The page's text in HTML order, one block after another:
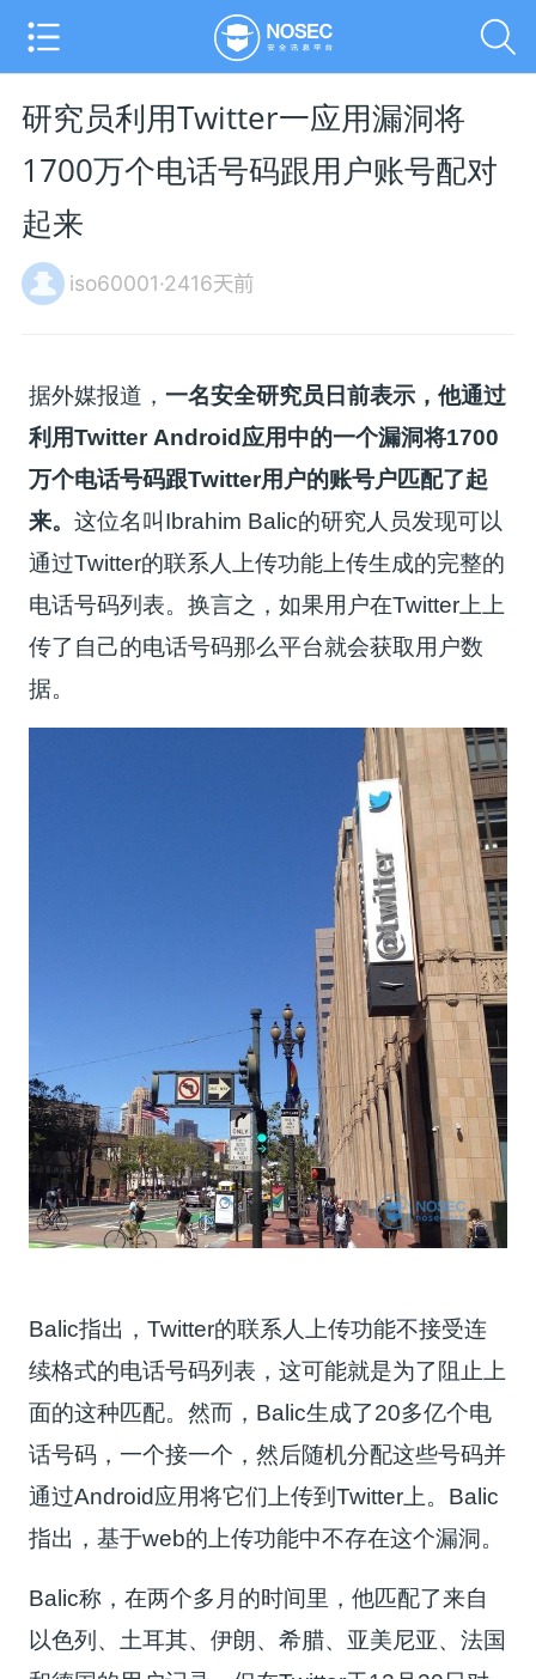
研究员利用Twitter一应用漏洞将
1700万个电话号码跟用户账号配对
起来
iso60001·2416天前
据外媒报道，一名安全研究员日前表示，他通过
利用Twitter Android应用中的一个漏洞将1700
万个电话号码跟Twitter用户的账号户匹配了起
来。这位名叫Ibrahim Balic的研究人员发现可以
通过Twitter的联系人上传功能上传生成的完整的
电话号码列表。换言之，如果用户在Twitter上上
传了自己的电话号码那么平台就会获取用户数
据。
Balic指出，Twitter的联系人上传功能不接受连
续格式的电话号码列表，这可能就是为了阻止上
面的这种匹配。然而，Balic生成了20多亿个电
话号码，一个接一个，然后随机分配这些号码并
通过Android应用将它们上传到Twitter上。Balic
指出，基于web的上传功能中不存在这个漏洞。
Balic称，在两个多月的时间里，他匹配了来自
以色列、土耳其、伊朗、希腊、亚美尼亚、法国